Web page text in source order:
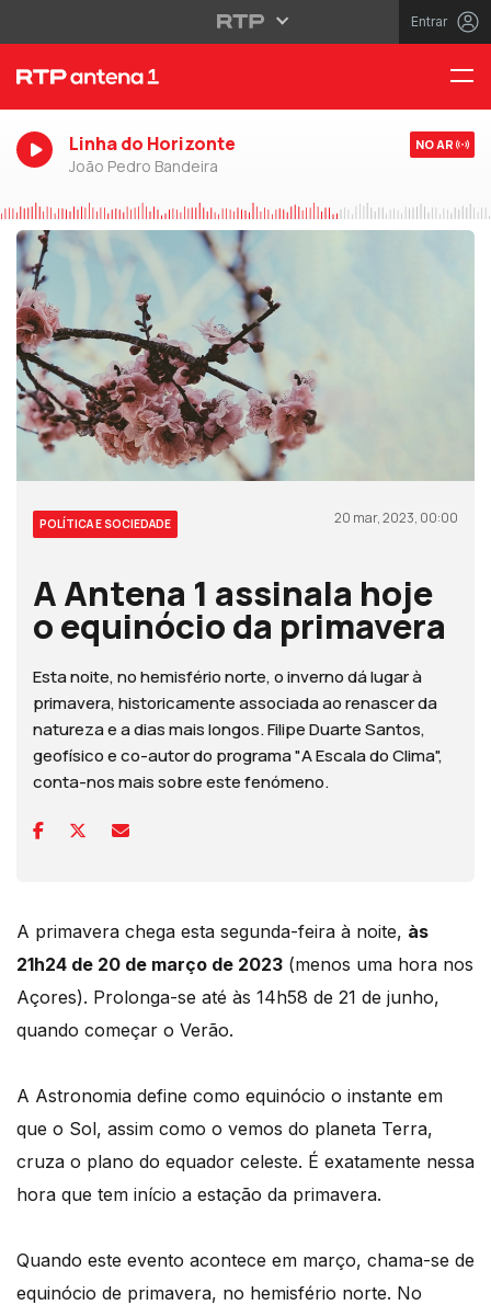
Entrar
Linha do Horizonte
João Pedro Bandeira
NO AR
POLÍTICA E SOCIEDADE 20 mar, 2023, 00:00
A Antena 1 assinala hoje
o equinócio da primavera
Esta noite, no hemisfério norte, o inverno dá lugar à
primavera, historicamente associada ao renascer da
natureza e a dias mais longos. Filipe Duarte Santos,
geofísico e co-autor do programa "A Escala do Clima",
conta-nos mais sobre este fenómeno.
A primavera chega esta segunda-feira à noite, às
21h24 de 20 de março de 2023 (menos uma hora nos
Açores). Prolonga-se até às 14h58 de 21 de junho,
quando começar o Verão.
A Astronomia define como equinócio o instante em
que o Sol, assim como o vemos do planeta Terra,
cruza o plano do equador celeste. É exatamente nessa
hora que tem início a estação da primavera.
Quando este evento acontece em março, chama-se de
equinócio de primavera, no hemisfério norte. No